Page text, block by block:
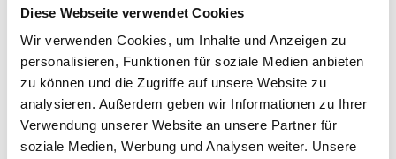
Diese Webseite verwendet Cookies
Wir verwenden Cookies, um Inhalte und Anzeigen zu
personalisieren, Funktionen für soziale Medien anbieten
zu können und die Zugriffe auf unsere Website zu
analysieren. Außerdem geben wir Informationen zu Ihrer
Verwendung unserer Website an unsere Partner für
soziale Medien, Werbung und Analysen weiter. Unsere
liefertEchtzeit- und historische Einblickein
Ihre Energieversorgung – sowohl für einzelne
Standorte als auch mehrere gleichzeitig.